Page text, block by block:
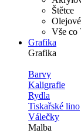
Štětce
Vše co
Grafika
Grafika
Barvy
Kaligrafie
Rydla
Tiskařské lino
Válečky
Malba